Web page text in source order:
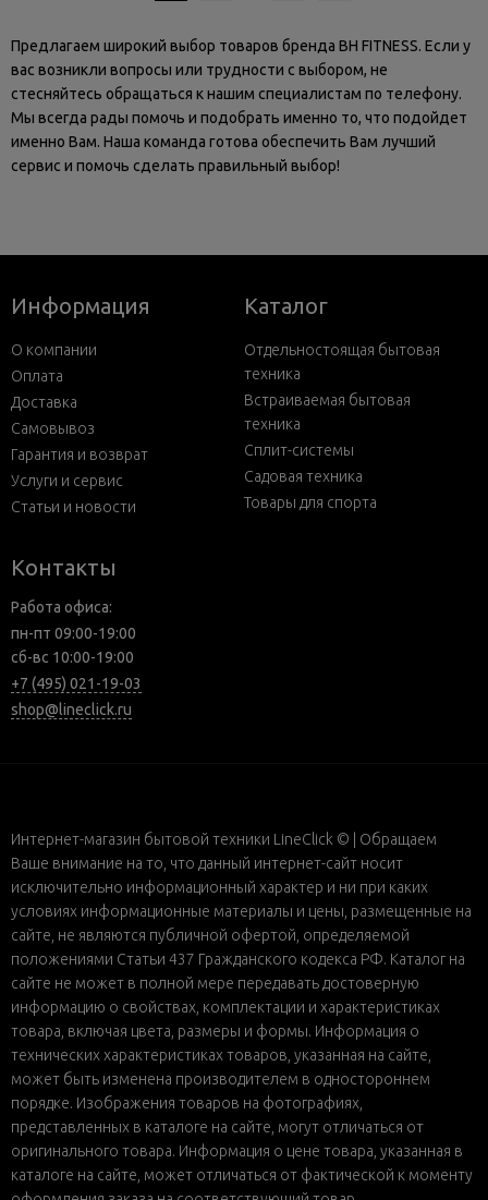
Предлагаем широкий выбор товаров бренда BH FITNESS. Если у
вас возникли вопросы или трудности с выбором, не
стесняйтесь обращаться к нашим специалистам по телефону.
Мы всегда рады помочь и подобрать именно то, что подойдет
именно Вам. Наша команда готова обеспечить Вам лучший
сервис и помочь сделать правильный выбор!
Информация
О компании
Оплата
Доставка
Самовывоз
Гарантия и возврат
Услуги и сервис
Статьи и новости
Каталог
Отдельностоящая бытовая
техника
Встраиваемая бытовая
техника
Сплит-системы
Садовая техника
Товары для спорта
Контакты
Работа офиса:
пн-пт 09:00-19:00
сб-вс 10:00-19:00
+7 (495) 021-19-03
shop@lineclick.ru
Интернет-магазин бытовой техники LineClick © | Обращаем
Ваше внимание на то, что данный интернет-сайт носит
исключительно информационный характер и ни при каких
условиях информационные материалы и цены, размещенные на
сайте, не являются публичной офертой, определяемой
положениями Статьи 437 Гражданского кодекса РФ. Каталог на
сайте не может в полной мере передавать достоверную
информацию о свойствах, комплектации и характеристиках
товара, включая цвета, размеры и формы. Информация о
технических характеристиках товаров, указанная на сайте,
может быть изменена производителем в одностороннем
порядке. Изображения товаров на фотографиях,
представленных в каталоге на сайте, могут отличаться от
оригинального товара. Информация о цене товара, указанная в
каталоге на сайте, может отличаться от фактической к моменту